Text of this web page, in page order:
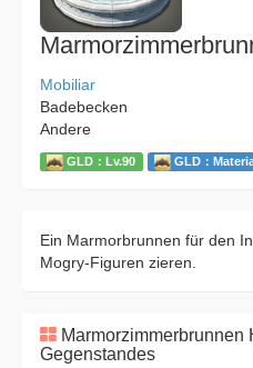
Mobiliar
Badebecken
Andere
GLD：Lv.90 GLD：
Ein Marmorbrunnen für den
Mogry-Figuren zieren.
Gegenstandes